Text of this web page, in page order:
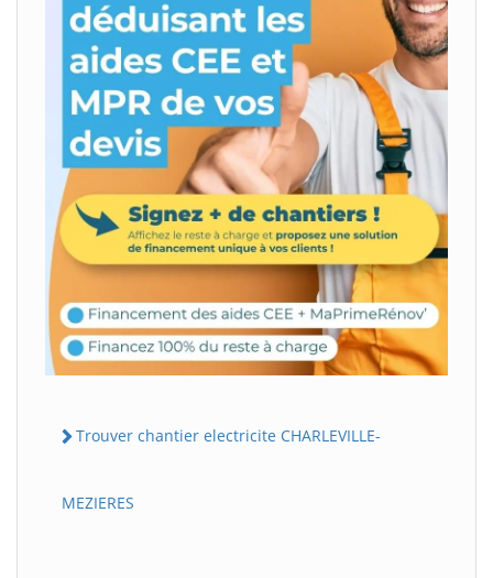
Trouver chantier electricite CHARLEVILLE-
MEZIERES